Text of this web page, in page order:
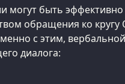
могут быть
обращения ко кругу
с этим,
диалога: